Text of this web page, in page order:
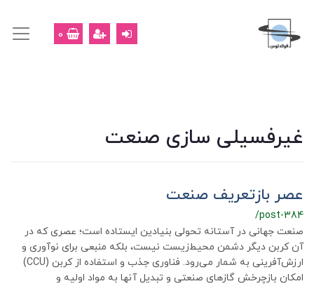
0
غیرفسیلی سازی صنعت
عصر بازتعریف صنعت
/post-384
صنعت جهانی در آستانه تحولی بنیادین ایستاده است؛ عصری که در
آن کربن دیگر دشمن محیط‌زیست نیست، بلکه منبعی برای نوآوری و
ارزش‌آفرینی به شمار می‌رود. فناوری جذب و استفاده از کربن (CCU)
امکان بازچرخش گازهای صنعتی و تبدیل آنها به مواد اولیه و